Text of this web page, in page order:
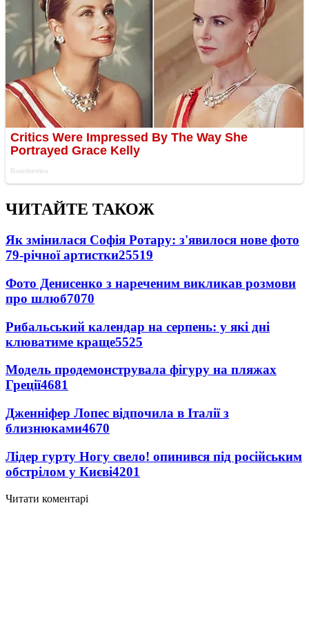
ЧИТАЙТЕ ТАКОЖ
Як змінилася Софія Ротару: з'явилося нове фото
79-річної артистки25519
Фото Денисенко з нареченим викликав розмови
про шлюб7070
Рибальський календар на серпень: у які дні
клюватиме краще5525
Модель продемонструвала фігуру на пляжах
Греції4681
Дженніфер Лопес відпочила в Італії з
близнюками4670
Лідер гурту Ногу свело! опинився під російським
обстрілом у Києві4201
Читати коментарі